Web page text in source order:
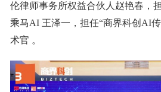
伦律师事务所权益合伙人赵艳春，
乘马AI 王泽一，担任“商界科创AI
术官 。